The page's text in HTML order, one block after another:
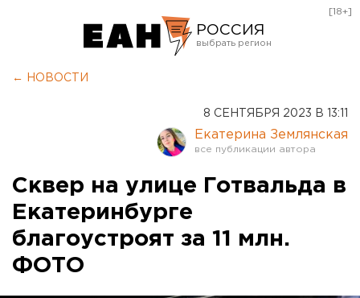
РОССИЯ
Оренбург
[18+]
← НОВОСТИ
8 СЕНТЯБРЯ 2023 В 13:11
Екатерина Землянская
Сквер на улице Готвальда в
Екатеринбурге
благоустроят за 11 млн.
ФОТО